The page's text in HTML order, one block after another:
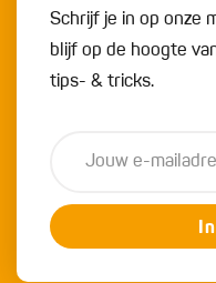
Schrijf je in op onze
blijf op de hoogte
tips- & tricks.